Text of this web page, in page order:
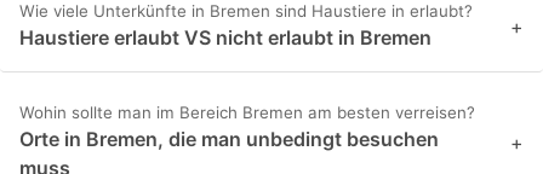
Wie viele Unterkünfte in Bremen sind Haustiere in erlaubt?
Haustiere erlaubt VS nicht erlaubt in Bremen +
Wohin sollte man im Bereich Bremen am besten verreisen?
Orte in Bremen, die man unbedingt besuchen
muss
+